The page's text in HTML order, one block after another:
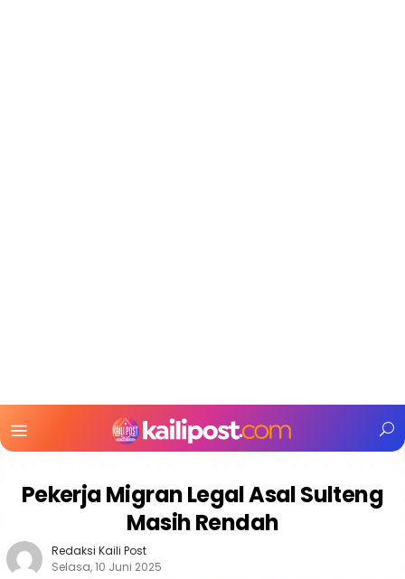
Mobile
Pekerja Migran Legal Asal Sulteng
Masih Rendah
Redaksi Kaili Post
Selasa, 10 Juni 2025